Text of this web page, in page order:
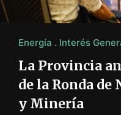
Energía Interés
La Provincia
de la Ronda de
y Minería